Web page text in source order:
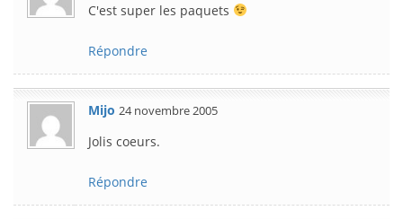
C'est super les paquets
Répondre
Mijo 24 novembre 2005
Jolis coeurs.
Répondre